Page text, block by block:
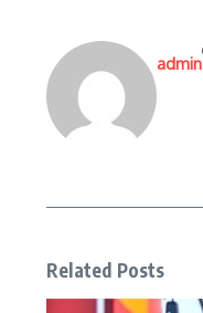
admin
Related Posts